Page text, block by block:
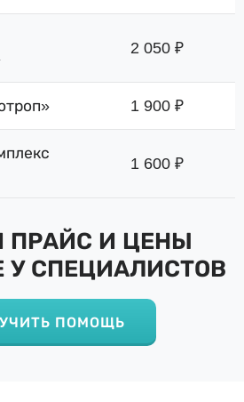
2 050 ₽
1 900 ₽
1 600 ₽
ПРАЙС И ЦЕНЫ
У СПЕЦИАЛИСТОВ
ПОМОЩЬ